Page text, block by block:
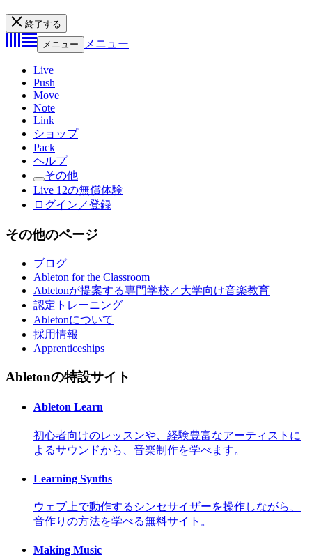
終了する
メニュー
メニュー
Live
Push
Move
Note
Link
ショップ
Pack
ヘルプ
その他
Live 12の無償体験
ログイン／登録
その他のページ
ブログ
Ableton for the Classroom
Abletonが提案する専門学校／大学向け音楽教育
認定トレーニング
Abletonについて
採用情報
Apprenticeships
Abletonの特設サイト
Ableton Learn
初心者向けのレッスンや、経験豊富なアーティストに
よるサウンドから、音楽制作を学べます。
Learning Synths
ウェブ上で動作するシンセサイザーを操作しながら、
音作りの方法を学べる無料サイト。
Making Music